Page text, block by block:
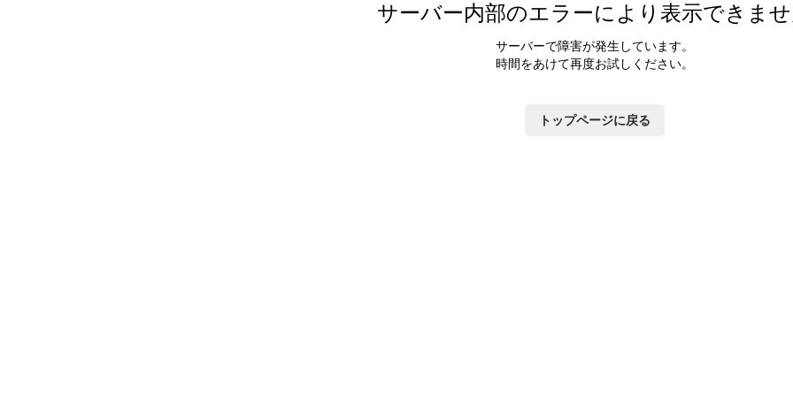
サーバー内部のエラーにより表示できま
サーバーで障害が発生しています。
時間をあけて再度お試しください。
トップページに戻る